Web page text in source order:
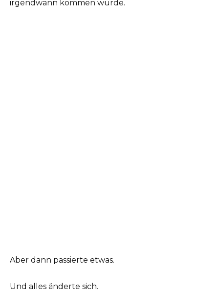
irgendwann kommen würde.
Aber dann passierte etwas.
Und alles änderte sich.